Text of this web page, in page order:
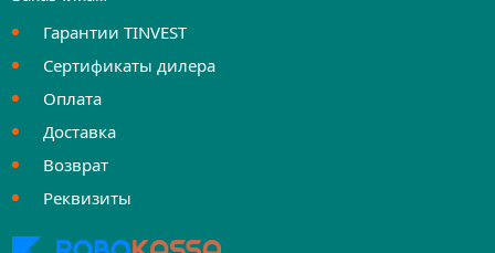
Гарантии TINVEST
Сертификаты дилера
Оплата
Доставка
Возврат
Реквизиты